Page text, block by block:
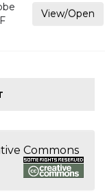
View/Open
Commons